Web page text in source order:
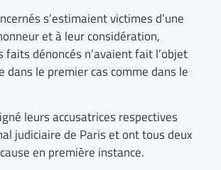
s’estimaient victimes d’une
et à leur considération,
faits dénoncés n’avaient fait l’objet
dans le premier cas comme dans le
leurs accusatrices respectives
judiciaire de Paris et ont tous deux
en première instance.